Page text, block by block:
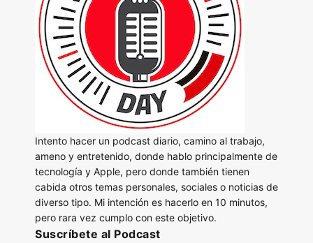
Intento hacer un podcast diario, camino al trabajo,
ameno y entretenido, donde hablo principalmente de
tecnología y Apple, pero donde también tienen
cabida otros temas personales, sociales o noticias de
diverso tipo. Mi intención es hacerlo en 10 minutos,
pero rara vez cumplo con este objetivo.
Suscríbete al Podcast